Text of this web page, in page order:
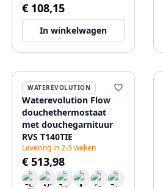
€ 108,15
In winkelwagen
WATEREVOLUTION
Waterevolution Flow
douchethermostaat
met douchegarnituur
RVS T140TIE
Levering in 2-3 weken
€ 513,98